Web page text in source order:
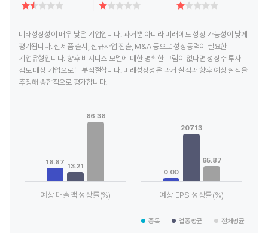
미래성장성이 매우 낮은 기업입니다. 과거뿐 아니라 미래에도 성장 가능성이 낮게
평가됩니다. 신제품 출시, 신규사업 진출, M&A 등으로 성장동력이 필요한
기업유형입니다. 향후 비지니스 모델에 대한 명확한 그림이 없다면 성장주 투자
검토 대상 기업으로는 부적절합니다. 미래성장성은 과거 실적과 향후 예상 실적을
추정해 종합적으로 평가합니다.
View as data table, Chart
The chart has 1 X axis displaying categories.
18.87 13.21
86.38
예상 매출액 성장률(%)
The chart has 1 X axis
0.00
207.13
65.87
예상 EPS 성장률(%)
종목 업종평균 전체평균